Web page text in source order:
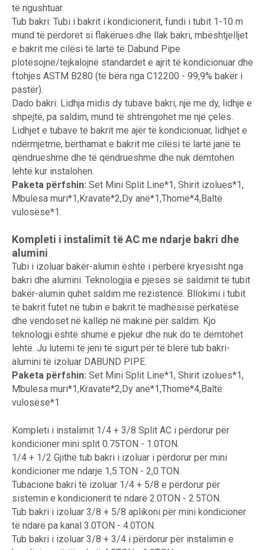
të ngushtuar.
Tub bakri: Tubi i bakrit i kondicionerit, fundi i tubit 1-10 m
mund të përdoret si flakërues dhe llak bakri, mbështjelljet
e bakrit me cilësi të lartë të Dabund Pipe
plotësojnë/tejkalojnë standardet e ajrit të kondicionuar dhe
ftohjes ASTM B280 (të bëra nga C12200 - 99,9% bakër i
pastër).
Dado bakri: Lidhja midis dy tubave bakri, një me dy, lidhje e
shpejtë, pa saldim, mund të shtrëngohet me një çelës.
Lidhjet e tubave të bakrit me ajër të kondicionuar, lidhjet e
ndërmjetme, bërthamat e bakrit me cilësi të lartë janë të
qëndrueshme dhe të qëndrueshme dhe nuk dëmtohen
lehtë kur instalohen.
Paketa përfshin: Set Mini Split Line*1, Shirit izolues*1,
Mbulesa muri*1,Kravatë*2,Dy anë*1,Thomë*4,Baltë
vulosëse*1.
Kompleti i instalimit të AC me ndarje bakri dhe
alumini
Tubi i izoluar bakër-alumin është i përbërë kryesisht nga
bakri dhe alumini. Teknologjia e pjesës së saldimit të tubit
bakër-alumin quhet saldim me rezistencë. Bllokimi i tubit
të bakrit futet në tubin e bakrit të madhësisë përkatëse
dhe vendoset në kallëp në makinë për saldim. Kjo
teknologji është shumë e pjekur dhe nuk do të dëmtohet
lehtë. Ju lutemi të jeni të sigurt për të blerë tub bakri-
alumini të izoluar DABUND PIPE.
Paketa përfshin: Set Mini Split Line*1, Shirit izolues*1,
Mbulesa muri*1,Kravatë*2,Dy anë*1,Thomë*4,Baltë
vulosëse*1.
Kompleti i instalimit 1/4 + 3/8 Split AC i përdorur për
kondicioner mini split 0.75TON - 1.0TON.
1/4 + 1/2 Gjithë tub bakri i izoluar i përdorur për mini
kondicioner me ndarje 1,5 TON - 2,0 TON.
Tubacione bakri të izoluar 1/4 + 5/8 e përdorur për
sistemin e kondicionerit të ndarë 2.0TON - 2.5TON.
Tub bakri i izoluar 3/8 + 5/8 aplikoni për mini kondicioner
të ndarë pa kanal 3.0TON - 4.0TON.
Tub bakri i izoluar 3/8 + 3/4 i përdorur për instalimin e